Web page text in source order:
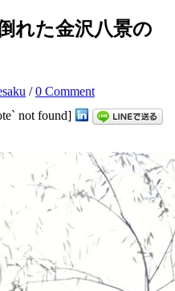
れた金沢八景の
/0 Comment
not found]